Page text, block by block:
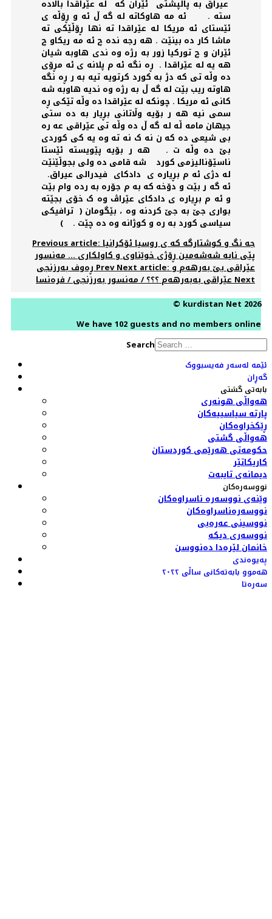
عيراق به پاڵپشتی ئێران کە لە عێراقدا باڵادە
ستە . ئە مە هاوکاتە لە گە ڵ ئە و ڕۆڵە ی
ئێستای ئە مریکا لە عێراقدا تە نها ڕۆڵێکی تە
ماشا کار دە بینێت . هه رجە ندە چ ئە مە ریکاو چ
ئێران و چ تورکیا زور بە رژە وە ندی هاوبە شیان
هە یە لە عێراقدا . ڕە نگە ئە م پلانە ی ئە مڕۆی
دە وڵە تی کە دژ بە کورد کرتویە تیە بە ر ڕە نگە
هاوتە ریب بێت لە گە ڵ بە رژە وە ندیە هاوبە شە
کانی ئە مریکا . چونکە لە عێراقدا دە وڵە تێکی ڕە
سمی نیە هە ر بۆیە وڵاتانی بڕیار بە دە ستی
جیهان مامە ڵە لە گە ڵ دە وڵە تی عێراقی عە رە
بی شیعی دە کە ن نە ک نە تە وە یە کی کوردی
بێ دە وڵە ت . هه ر بۆیە پێویستە ئێستا
ناسێۆنالیزمی کورد شه قامى ده ولی بجوڵێنێت
لە دژی ئە م بڕیارە ی دادکای فيدرالى عيراق.
ئە گە ر بێت و دۆخە کە بە م جۆرە بە ردە وام بێت
و ئە م بڕیارە ی دادکای عێراڤ وە ک خۆی بجێتە
بواری جێ بە جێ کردنە وە ، بێگومان ( ترافیکی
سیاسی کورد بە رە و کوژانە وە دە چێت . )
Previous article: جه نگ و كوشتارگە کە ی روسيا ئۆکرانیا
پێی نايه شەشەمين ڕۆژی خوێناوی و کاولکاری ... مەنسور
ڕەوف بەرزنجیPrevNext article: عێراقی بێ بەرهەم و
عێراقی بەبەرهەم ؟؟؟ / مەنسور بەرزنجی / فرەنساNext
© kurdistan Net 2026
We have 102 guests and no members online
Search
ئێمە لەسەر فەیسبووک
گەڕان
بابەتی گشتی
هەواڵی هونەری
پارتە سیاسییەکان
ڕێکخراوەکان
هەواڵی گشتی
حکومەتی هەرێمی کوردستان
کاریکاتێر
دیمانەی تایبەت
نووسەرەکان
وێنەی نووسەرە ناسراوەکان
نووسەرەناسراوەکان
نووسینی عەرەبی
نووسەری دیکە
خانمان لێرەدا دەنووسن
پەیوەندی
هەموو بابەتەکانی ساڵی ٢٠٢٢
سەرەتا